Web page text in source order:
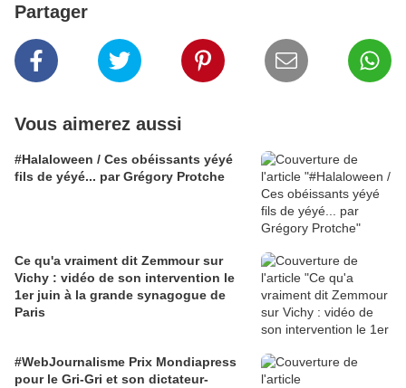
Partager
Vous aimerez aussi
#Halaloween / Ces obéissants yéyé
fils de yéyé... par Grégory Protche
Ce qu'a vraiment dit Zemmour sur
Vichy : vidéo de son intervention le
1er juin à la grande synagogue de
Paris
#WebJournalisme Prix Mondiapress
pour le Gri-Gri et son dictateur-